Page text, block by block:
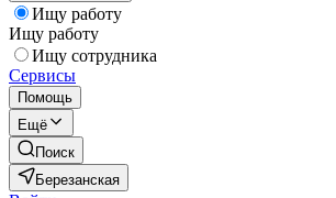
Ищу работу
Ищу работу
Ищу сотрудника
Сервисы
Помощь
Ещё
Поиск
Березанская